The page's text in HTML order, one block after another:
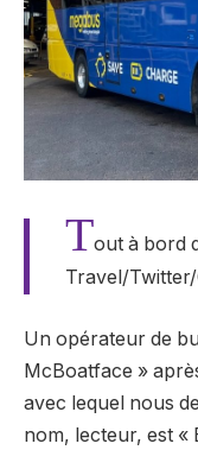
Tout à bord
Travel/Twitter/
Un opérateur de
McBoatface »
avec lequel nous
nom, lecteur, est «